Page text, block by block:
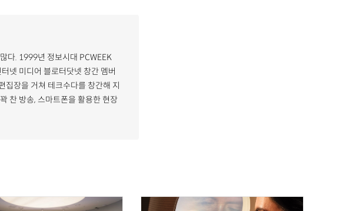
다. 1999년 정보시대 PCWEEK
넷 미디어 블로터닷넷 창간 멤버
집장을 거쳐 테크수다를 창간해 지
찬 방송, 스마트폰을 활용한 현장